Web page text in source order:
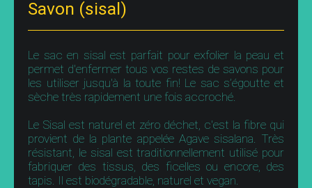
Savon (sisal)
Le sac en sisal est parfait pour exfolier la peau et
permet d'enfermer tous vos restes de savons pour
les utiliser jusqu'à la toute fin! Le sac s’égoutte et
sèche très rapidement une fois accroché.
Le Sisal est naturel et zéro déchet, c'est la fibre qui
provient de la plante appelée Agave sisalana. Très
résistant, le sisal est traditionnellement utilisé pour
fabriquer des tissus, des ficelles ou encore, des
tapis. Il est biodégradable, naturel et vegan.